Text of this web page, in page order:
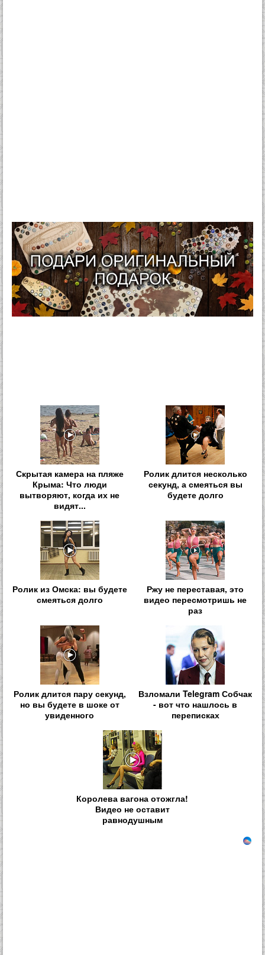
Скрытая камера на пляже
Крыма: Что люди
вытворяют, когда их не
видят...
Ролик длится несколько
секунд, а смеяться вы
будете долго
Ролик из Омска: вы будете
смеяться долго
Ржу не переставая, это
видео пересмотришь не
раз
Ролик длится пару секунд,
но вы будете в шоке от
увиденного
Взломали Telegram Собчак
- вот что нашлось в
переписках
Королева вагона отожгла!
Видео не оставит
равнодушным